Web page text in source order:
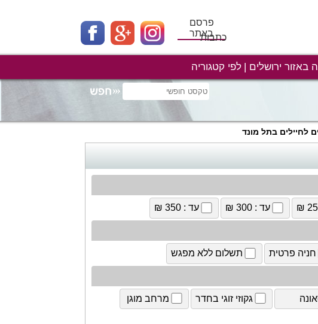
פרסם
באתרכתבות
באזור ירושלים לפי קטגוריה
לחיילים בתל מונד
עד : 300 ₪ עד : 350 ₪
חניה פרטית תשלום ללא מפגש
גקוזי זוגי בחדר מרחב מוגן